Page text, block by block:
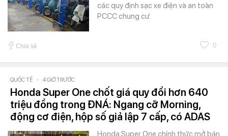
các quy định sạc xe điện và an toàn
PCCC chung cư.
Chia sẻ 0
QUỐC TẾ - 4 GIỜ TRƯỚC
Honda Super One chốt giá quy đổi hơn 640
triệu đồng trong ĐNÁ: Ngang cỡ Morning,
động cơ điện, hộp số giả lập 7 cấp, có ADAS
Honda Super One chính thức mở bán